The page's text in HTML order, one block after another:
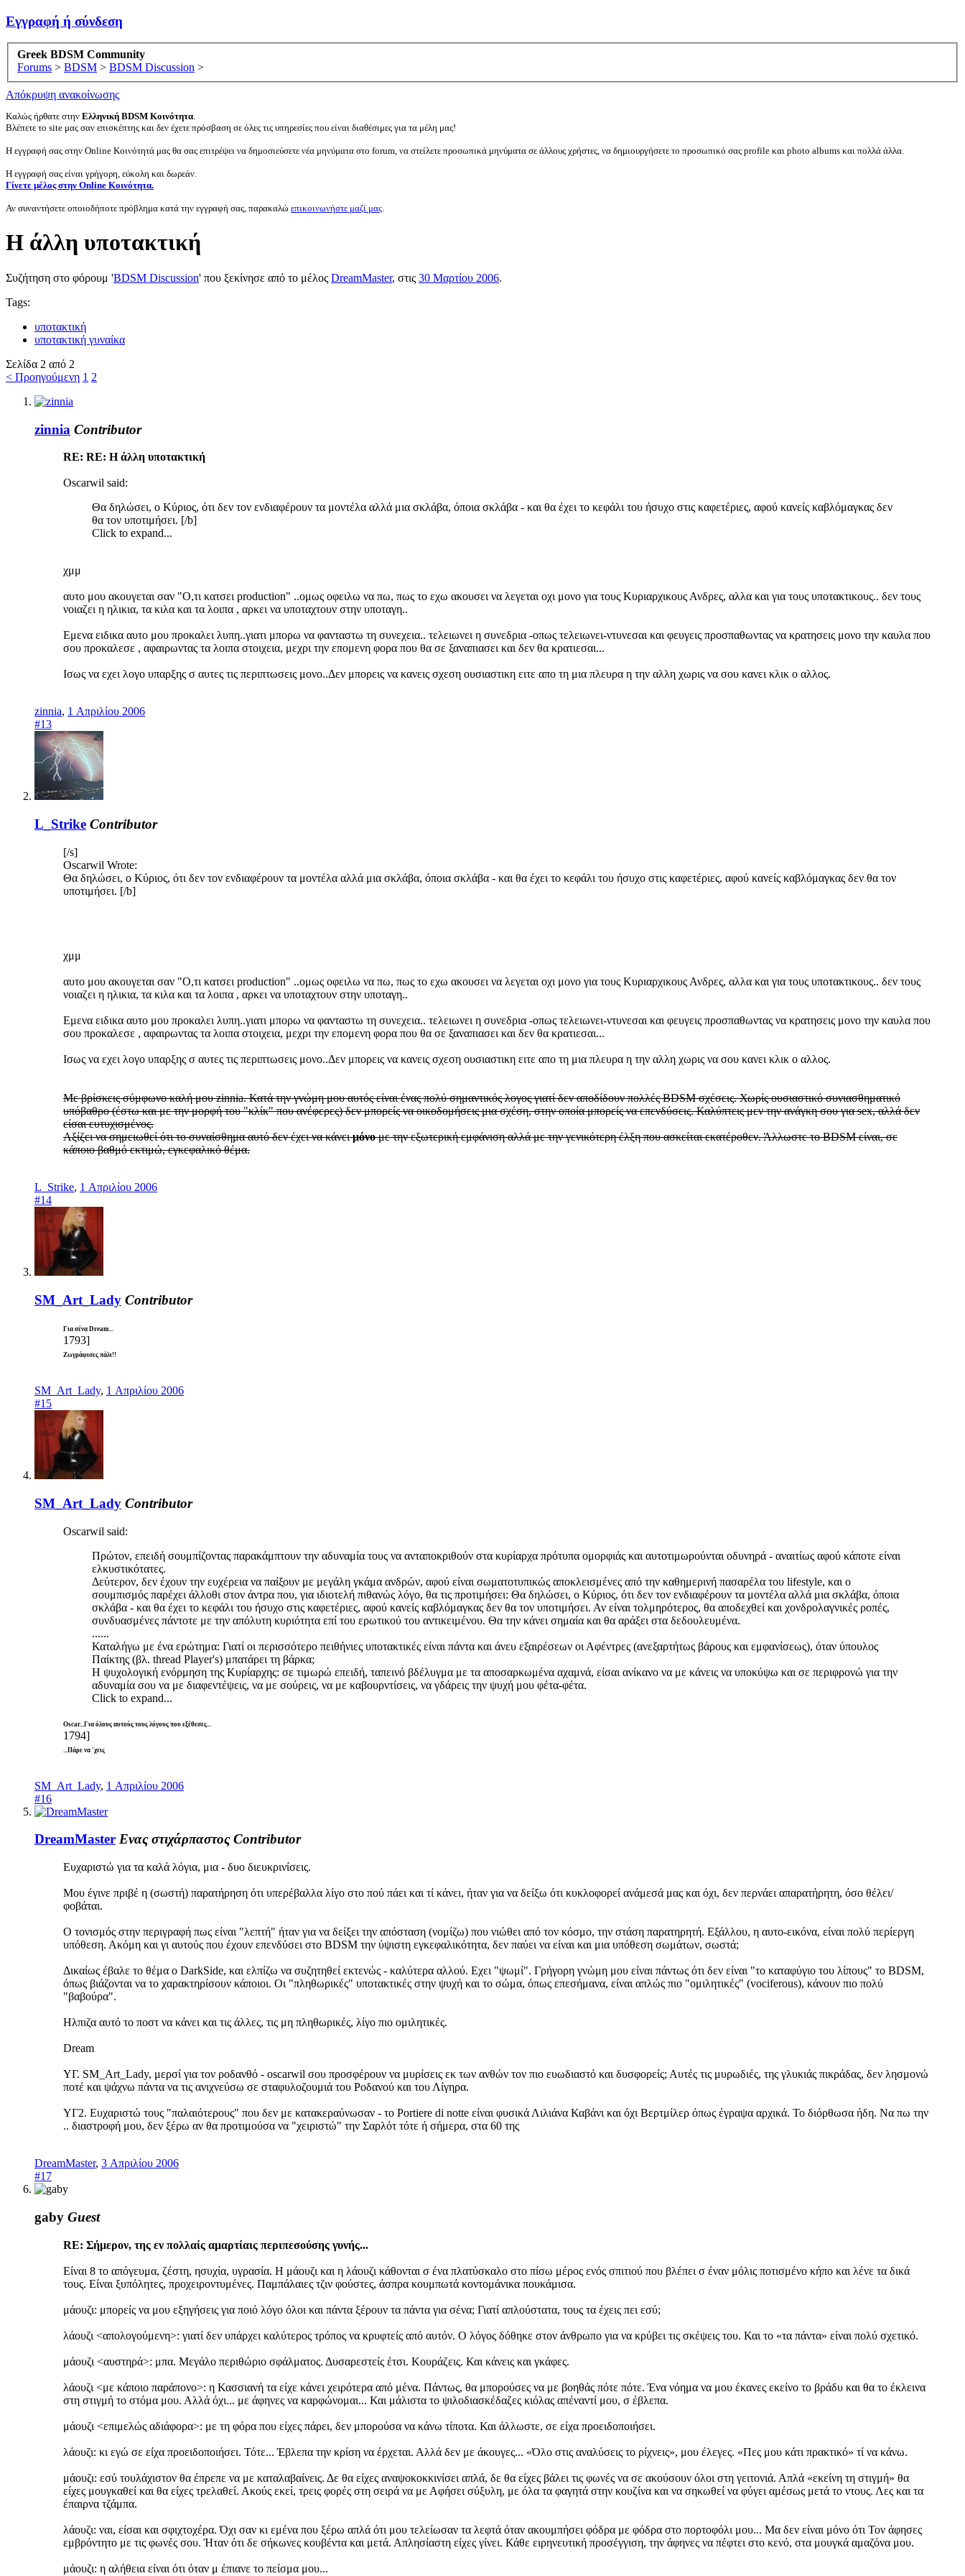
Εγγραφή ή σύνδεση
Greek BDSM Community
Forums > BDSM > BDSM Discussion >
Απόκρυψη ανακοίνωσης
Καλώς ήρθατε στην Ελληνική BDSM Κοινότητα.
Βλέπετε το site μας σαν επισκέπτης και δεν έχετε πρόσβαση σε όλες τις υπηρεσίες που είναι διαθέσιμες για τα μέλη μας!
Η εγγραφή σας στην Online Κοινότητά μας θα σας επιτρέψει να δημοσιεύσετε νέα μηνύματα στο forum, να στείλετε προσωπικά μηνύματα σε άλλους χρήστες, να δημιουργήσετε το προσωπικό σας profile και photo albums και πολλά άλλα.
Η εγγραφή σας είναι γρήγορη, εύκολη και δωρεάν.
Γίνετε μέλος στην Online Κοινότητα.
Αν συναντήσετε οποιοδήποτε πρόβλημα κατά την εγγραφή σας, παρακαλώ επικοινωνήστε μαζί μας.
Η άλλη υποτακτική
Συζήτηση στο φόρουμ 'BDSM Discussion' που ξεκίνησε από το μέλος DreamMaster, στις 30 Μαρτίου 2006.
Tags:
υποτακτική
υποτακτική γυναίκα
Σελίδα 2 από 2
< Προηγούμενη 1 2
zinnia Contributor
RE: RE: Η άλλη υποτακτική
Oscarwil said:
Θα δηλώσει, ο Κύριος, ότι δεν τον ενδιαφέρουν τα μοντέλα αλλά μια σκλάβα, όποια σκλάβα - και θα έχει το κεφάλι του ήσυχο στις καφετέριες, αφού κανείς καβλόμαγκας δεν
θα τον υποτιμήσει. [/b]
Click to expand...
χμμ
αυτο μου ακουγεται σαν "Ο,τι κατσει production" ..oμως οφειλω να πω, πως το εχω ακουσει να λεγεται οχι μονο για τους Κυριαρχικους Ανδρες, αλλα και για τους υποτακτικους.. δεν τους
νοιαζει η ηλικια, τα κιλα και τα λοιπα , αρκει να υποταχτουν στην υποταγη..
Εμενα ειδικα αυτο μου προκαλει λυπη..γιατι μπορω να φανταστω τη συνεχεια.. τελειωνει η συνεδρια -οπως τελειωνει-ντυνεσαι και φευγεις προσπαθωντας να κρατησεις μονο την καυλα που
σου προκαλεσε , αφαιρωντας τα λοιπα στοιχεια, μεχρι την επομενη φορα που θα σε ξαναπιασει και δεν θα κρατιεσαι...
Ισως να εχει λογο υπαρξης σ αυτες τις περιπτωσεις μονο..Δεν μπορεις να κανεις σχεση ουσιαστικη ειτε απο τη μια πλευρα η την αλλη χωρις να σου κανει κλικ ο αλλος.
zinnia, 1 Απριλίου 2006
#13
L_Strike Contributor
[/s]
Oscarwil Wrote:
Θα δηλώσει, ο Κύριος, ότι δεν τον ενδιαφέρουν τα μοντέλα αλλά μια σκλάβα, όποια σκλάβα - και θα έχει το κεφάλι του ήσυχο στις καφετέριες, αφού κανείς καβλόμαγκας δεν θα τον
υποτιμήσει. [/b]
χμμ
αυτο μου ακουγεται σαν "Ο,τι κατσει production" ..oμως οφειλω να πω, πως το εχω ακουσει να λεγεται οχι μονο για τους Κυριαρχικους Ανδρες, αλλα και για τους υποτακτικους.. δεν τους
νοιαζει η ηλικια, τα κιλα και τα λοιπα , αρκει να υποταχτουν στην υποταγη..
Εμενα ειδικα αυτο μου προκαλει λυπη..γιατι μπορω να φανταστω τη συνεχεια.. τελειωνει η συνεδρια -οπως τελειωνει-ντυνεσαι και φευγεις προσπαθωντας να κρατησεις μονο την καυλα που
σου προκαλεσε , αφαιρωντας τα λοιπα στοιχεια, μεχρι την επομενη φορα που θα σε ξαναπιασει και δεν θα κρατιεσαι...
Ισως να εχει λογο υπαρξης σ αυτες τις περιπτωσεις μονο..Δεν μπορεις να κανεις σχεση ουσιαστικη ειτε απο τη μια πλευρα η την αλλη χωρις να σου κανει κλικ ο αλλος.
Με βρίσκεις σύμφωνο καλή μου zinnia. Κατά την γνώμη μου αυτός είναι ένας πολύ σημαντικός λογος γιατί δεν αποδίδουν πολλές BDSM σχέσεις. Χωρίς ουσιαστικό συνιασθηματικό
υπόβαθρο (έστω και με την μορφή του "κλίκ" που ανέφερες) δεν μπορείς να οικοδομήσεις μια σχέση, στην οποία μπορείς να επενδύσεις. Καλύπτεις μεν την ανάγκη σου για sex, αλλά δεν
είσαι ευτυχισμένος.
Αξίζει να σημειωθεί ότι το συναίσθημα αυτό δεν έχει να κάνειμόνομε την εξωτερική εμφάνιση αλλά με την γενικότερη έλξη που ασκείται εκατέροθεν. Άλλωστε το BDSM είναι, σε
κάποιο βαθμό εκτιμώ, εγκεφαλικό θέμα.
L_Strike, 1 Απριλίου 2006
#14
SM_Art_Lady Contributor
Για σένα Dream...
1793]
Ζωγράφισες πάλι!!
SM_Art_Lady, 1 Απριλίου 2006
#15
SM_Art_Lady Contributor
Oscarwil said:
Πρώτον, επειδή σουμπίζοντας παρακάμπτουν την αδυναμία τους να ανταποκριθούν στα κυρίαρχα πρότυπα ομορφιάς και αυτοτιμωρούνται οδυνηρά - αναιτίως αφού κάποτε είναι
ελκυστικότατες.
Δεύτερον, δεν έχουν την ευχέρεια να παίξουν με μεγάλη γκάμα ανδρών, αφού είναι σωματοτυπικώς αποκλεισμένες από την καθημερινή πασαρέλα του lifestyle, και ο
σουμπισμός παρέχει άλλοθι στον άντρα που, για ιδιοτελή πιθανώς λόγο, θα τις προτιμήσει: Θα δηλώσει, ο Κύριος, ότι δεν τον ενδιαφέρουν τα μοντέλα αλλά μια σκλάβα, όποια
σκλάβα - και θα έχει το κεφάλι του ήσυχο στις καφετέριες, αφού κανείς καβλόμαγκας δεν θα τον υποτιμήσει. Αν είναι τολμηρότερος, θα αποδεχθεί και χονδρολαγνικές ροπές,
συνδυασμένες πάντοτε με την απόλυτη κυριότητα επί του ερωτικού του αντικειμένου. Θα την κάνει σημαία και θα αράξει στα δεδουλευμένα.
......
Καταλήγω με ένα ερώτημα: Γιατί οι περισσότερο πειθήνιες υποτακτικές είναι πάντα και άνευ εξαιρέσεων οι Αφέντρες (ανεξαρτήτως βάρους και εμφανίσεως), όταν ύπουλος
Παίκτης (βλ. thread Player's) μπατάρει τη βάρκα;
Η ψυχολογική ενόρμηση της Κυρίαρχης: σε τιμωρώ επειδή, ταπεινό βδέλυγμα με τα αποσαρκωμένα αχαμνά, είσαι ανίκανο να με κάνεις να υποκύψω και σε περιφρονώ για την
αδυναμία σου να με διαφεντέψεις, να με σούρεις, να με καβουρντίσεις, να γδάρεις την ψυχή μου φέτα-φέτα.
Click to expand...
Oscar...Για όλους αυτούς τους λόγους που εξέθεσες...
1794]
...Πάρε να 'χεις
SM_Art_Lady, 1 Απριλίου 2006
#16
DreamMaster Ενας στιχάρπαστος Contributor
Ευχαριστώ για τα καλά λόγια, μια - δυο διευκρινίσεις.
Μου έγινε πριβέ η (σωστή) παρατήρηση ότι υπερέβαλλα λίγο στο πού πάει και τί κάνει, ήταν για να δείξω ότι κυκλοφορεί ανάμεσά μας και όχι, δεν περνάει απαρατήρητη, όσο θέλει/
φοβάται.
Ο τονισμός στην περιγραφή πως είναι "λεπτή" ήταν για να δείξει την απόσταση (νομίζω) που νιώθει από τον κόσμο, την στάση παρατηρητή. Εξάλλου, η αυτο-εικόνα, είναι πολύ περίεργη
υπόθεση. Ακόμη και γι αυτούς που έχουν επενδύσει στο BDSM την ύψιστη εγκεφαλικότητα, δεν παύει να είναι και μια υπόθεση σωμάτων, σωστά;
Δικαίως έβαλε το θέμα ο DarkSide, και ελπίζω να συζητηθεί εκτενώς - καλύτερα αλλού. Εχει "ψωμί". Γρήγορη γνώμη μου είναι πάντως ότι δεν είναι "το καταφύγιο του λίπους" το BDSM,
όπως βιάζονται να το χαρακτηρίσουν κάποιοι. Οι "πληθωρικές" υποτακτικές στην ψυχή και το σώμα, όπως επεσήμανα, είναι απλώς πιο "ομιλητικές" (vociferous), κάνουν πιο πολύ
"βαβούρα".
Ηλπιζα αυτό το ποστ να κάνει και τις άλλες, τις μη πληθωρικές, λίγο πιο ομιλητικές.
Dream
ΥΓ. SM_Art_Lady, μερσί για τον ροδανθό - oscarwil σου προσφέρουν να μυρίσεις εκ των ανθών τον πιο ευωδιαστό και δυσφορείς; Αυτές τις μυρωδιές, της γλυκιάς πικράδας, δεν λησμονώ
ποτέ και ψάχνω πάντα να τις ανιχνεύσω σε σταφυλοζουμιά του Ροδανού και του Λίγηρα.
ΥΓ2. Ευχαριστώ τους "παλαιότερους" που δεν με κατακεραύνωσαν - το Portiere di notte είναι φυσικά Λιλιάνα Καβάνι και όχι Βερτμίλερ όπως έγραψα αρχικά. Το διόρθωσα ήδη. Να πω την
.. διαστροφή μου, δεν ξέρω αν θα προτιμούσα να "χειριστώ" την Σαρλότ τότε ή σήμερα, στα 60 της
DreamMaster, 3 Απριλίου 2006
#17
gaby Guest
RE: Σήμερον, της εν πολλαίς αμαρτίαις περιπεσούσης γυνής...
Είναι 8 το απόγευμα, ζέστη, ησυχία, υγρασία. Η μάουζι και η λάουζι κάθονται σ ένα πλατύσκαλο στο πίσω μέρος ενός σπιτιού που βλέπει σ έναν μόλις ποτισμένο κήπο και λένε τα δικά
τους. Είναι ξυπόλητες, προχειροντυμένες. Παμπάλαιες τζιν φούστες, άσπρα κουμπωτά κοντομάνικα πουκάμισα.
μάουζι: μπορείς να μου εξηγήσεις για ποιό λόγο όλοι και πάντα ξέρουν τα πάντα για σένα; Γιατί απλούστατα, τους τα έχεις πει εσύ;
λάουζι <απολογούμενη>: γιατί δεν υπάρχει καλύτερος τρόπος να κρυφτείς από αυτόν. Ο λόγος δόθηκε στον άνθρωπο για να κρύβει τις σκέψεις του. Και το «τα πάντα» είναι πολύ σχετικό.
μάουζι <αυστηρά>: μπα. Μεγάλο περιθώριο σφάλματος. Δυσαρεστείς έτσι. Κουράζεις. Και κάνεις και γκάφες.
λάουζι <με κάποιο παράπονο>: η Κασσιανή τα είχε κάνει χειρότερα από μένα. Πάντως, θα μπορούσες να με βοηθάς πότε πότε. Ένα νόημα να μου έκανες εκείνο το βράδυ και θα το έκλεινα
στη στιγμή το στόμα μου. Αλλά όχι... με άφηνες να καρφώνομαι... Και μάλιστα το ψιλοδιασκέδαζες κιόλας απέναντί μου, σ έβλεπα.
μάουζι <επιμελώς αδιάφορα>: με τη φόρα που είχες πάρει, δεν μπορούσα να κάνω τίποτα. Και άλλωστε, σε είχα προειδοποιήσει.
λάουζι: κι εγώ σε είχα προειδοποιήσει. Τότε... Έβλεπα την κρίση να έρχεται. Αλλά δεν με άκουγες... «Όλο στις αναλύσεις το ρίχνεις», μου έλεγες. «Πες μου κάτι πρακτικό» τί να κάνω.
μάουζι: εσύ τουλάχιστον θα έπρεπε να με καταλαβαίνεις. Δε θα είχες αναψοκοκκινίσει απλά, δε θα είχες βάλει τις φωνές να σε ακούσουν όλοι στη γειτονιά. Απλά «εκείνη τη στιγμή» θα
είχες μουγκαθεί και θα είχες τρελαθεί. Ακούς εκεί, τρεις φορές στη σειρά να με Αφήσει σύξυλη, με όλα τα φαγητά στην κουζίνα και να σηκωθεί να φύγει αμέσως μετά το ντους. Λες και τα
έπαιρνα τζάμπα.
λάουζι: ναι, είσαι και σφιχτοχέρα. Όχι σαν κι εμένα που ξέρω απλά ότι μου τελείωσαν τα λεφτά όταν ακουμπήσει φόδρα με φόδρα στο πορτοφόλι μου... Μα δεν είναι μόνο ότι Τον άφησες
εμβρόντητο με τις φωνές σου. Ήταν ότι δε σήκωνες κουβέντα και μετά. Απλησίαστη είχες γίνει. Κάθε ειρηνευτική προσέγγιση, την άφηνες να πέφτει στο κενό, στα μουγκά αμαζόνα μου.
μάουζι: η αλήθεια είναι ότι όταν μ έπιανε το πείσμα μου...